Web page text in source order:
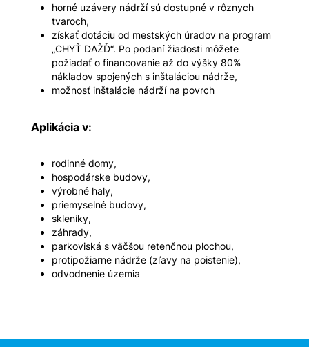
horné uzávery nádrží sú dostupné v rôznych
tvaroch,
získať dotáciu od mestských úradov na program
„CHYŤ DAŽĎ“. Po podaní žiadosti môžete
požiadať o financovanie až do výšky 80%
nákladov spojených s inštaláciou nádrže,
možnosť inštalácie nádrží na povrch
Aplikácia v:
rodinné domy,
hospodárske budovy,
výrobné haly,
priemyselné budovy,
skleníky,
záhrady,
parkoviská s väčšou retenčnou plochou,
protipožiarne nádrže (zľavy na poistenie),
odvodnenie územia